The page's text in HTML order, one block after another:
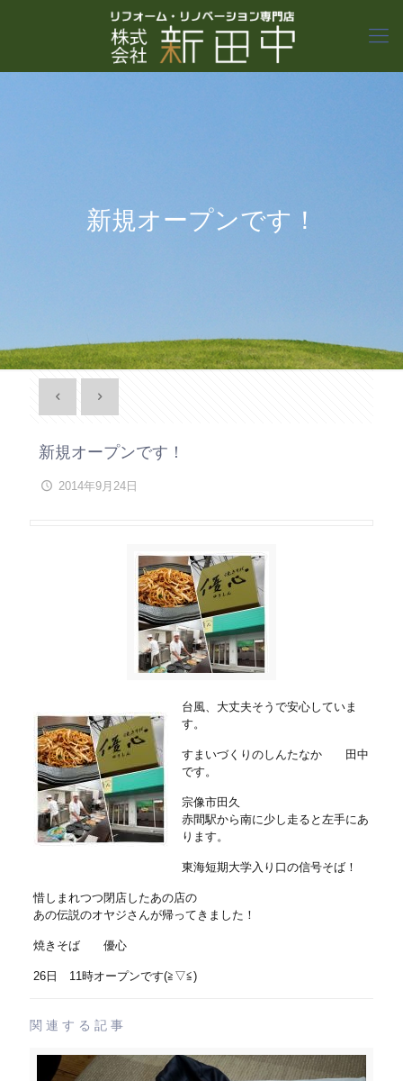
新規オープンです！
新規オープンです！
2014年9月24日
台風、大丈夫そうで安心していま
す。
すまいづくりのしんたなか 田中
です。
宗像市田久
赤間駅から南に少し走ると左手にあ
ります。
東海短期大学入り口の信号そば！
惜しまれつつ閉店したあの店の
あの伝説のオヤジさんが帰ってきました！
焼きそば 優心
26日 11時オープンです(≧▽≦)
関連する記事